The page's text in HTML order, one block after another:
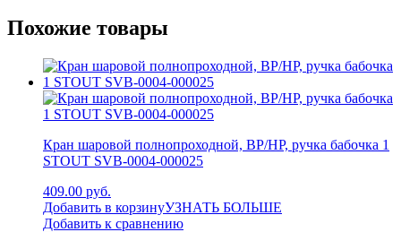
Похожие товары
Кран шаровой полнопроходной, ВР/НР, ручка бабочка 1
STOUT SVB-0004-000025
409.00 руб.
Добавить в корзинуУЗНАТЬ БОЛЬШЕ
Добавить к сравнению